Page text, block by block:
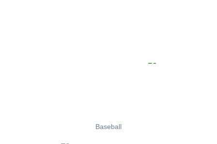
Baseball